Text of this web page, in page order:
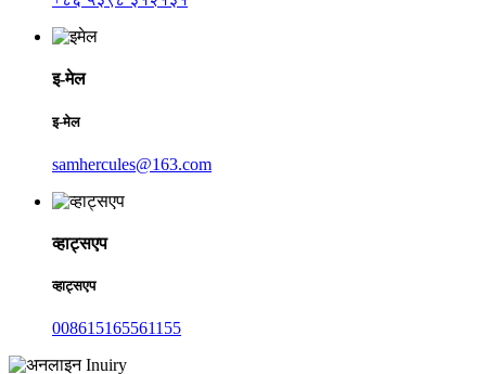
इ-मेल
इ-मेल
samhercules@163.com
व्हाट्सएप
व्हाट्सएप
008615165561155